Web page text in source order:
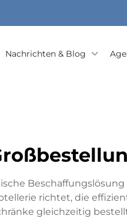
Nachrichten & Blog
richtet, die
gleichzeitig